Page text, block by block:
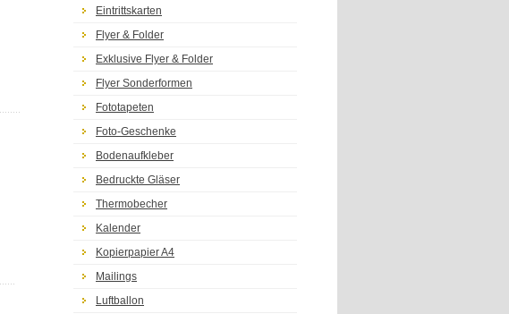
Eintrittskarten
Flyer & Folder
Exklusive Flyer & Folder
Flyer Sonderformen
Fototapeten
Foto-Geschenke
Bodenaufkleber
Bedruckte Gläser
Thermobecher
Kalender
Kopierpapier A4
Mailings
Luftballon